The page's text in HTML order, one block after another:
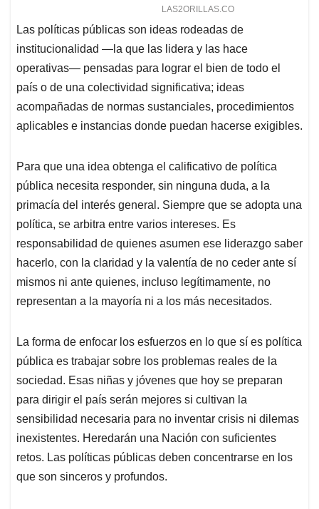
Las políticas públicas son ideas rodeadas de
institucionalidad —la que las lidera y las hace
operativas— pensadas para lograr el bien de todo el
país o de una colectividad significativa; ideas
acompañadas de normas sustanciales, procedimientos
aplicables e instancias donde puedan hacerse exigibles.
Para que una idea obtenga el calificativo de política
pública necesita responder, sin ninguna duda, a la
primacía del interés general. Siempre que se adopta una
política, se arbitra entre varios intereses. Es
responsabilidad de quienes asumen ese liderazgo saber
hacerlo, con la claridad y la valentía de no ceder ante sí
mismos ni ante quienes, incluso legítimamente, no
representan a la mayoría ni a los más necesitados.
La forma de enfocar los esfuerzos en lo que sí es política
pública es trabajar sobre los problemas reales de la
sociedad. Esas niñas y jóvenes que hoy se preparan
para dirigir el país serán mejores si cultivan la
sensibilidad necesaria para no inventar crisis ni dilemas
inexistentes. Heredarán una Nación con suficientes
retos. Las políticas públicas deben concentrarse en los
que son sinceros y profundos.